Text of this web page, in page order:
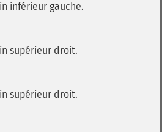
inférieur gauche.
supérieur droit.
supérieur droit.